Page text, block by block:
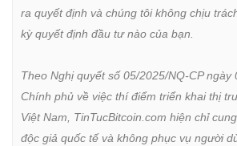
ra quyết định và chúng tôi không chịu
kỳ quyết định đầu tư nào của bạn.
Theo Nghị quyết số 05/2025/NQ-CP ngày
Chính phủ về việc thí điểm triển khai thị
Việt Nam, TinTucBitcoin.com hiện chỉ
độc giả quốc tế và không phục vụ người